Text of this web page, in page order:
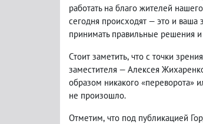
работать на благо жителей
сегодня происходят — это и ваша
принимать правильные решения и
Стоит заметить, что с точки
заместителя — Алексея
образом никакого «переворота»
не произошло.
Отметим, что под публикацией